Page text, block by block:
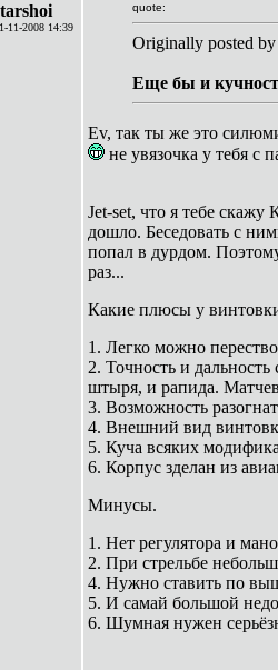
11-2008 14:39
quote:
Originally posted by
Еще бы и
Ev, так ты же это
не увязочка у тебя с
Jet-set, что я тебе
дошло. Беседовать с
попал в дурдом.
раз...
Какие плюсы у
1. Легко можно
2. Точность и
штыря, и рапида.
3. Возможность
4. Внешний вид
5. Куча всякиx
6. Корпус зделан из
Минусы.
1. Нет регулятора и
2. При стрельбе
4. Нужно ставить по
5. И самай большой
6. Шумная нужен